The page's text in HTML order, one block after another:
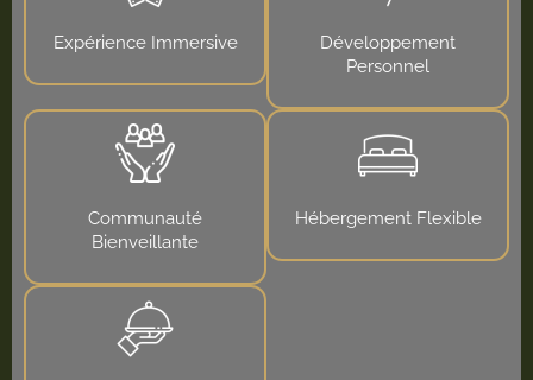
Expérience Immersive
Développement
Personnel
Communauté
Bienveillante
Hébergement Flexible